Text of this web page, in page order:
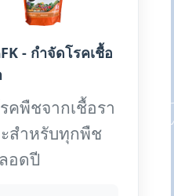
- กำจัดโรคเชื้อ
คพืชจากเชื้อรา
สำหรับทุกพืช
อดปี